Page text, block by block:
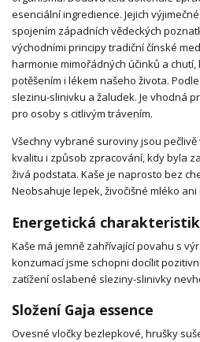
esenciální ingredience. Jejich
spojením západních vědeckých
východními principy tradiční čínské
harmonie mimořádných účinků a
potěšením i lékem našeho života.
slezinu-slinivku a žaludek. Je vhodná
pro osoby s citlivým trávením.
Všechny vybrané suroviny jsou
kvalitu i způsob zpracování, kdy byla
živá podstata. Kaše je naprosto bez
Neobsahuje lepek, živočišné mléko
Energetická
Kaše má jemně zahřívající povahu s
konzumací jsme schopni docílit
zatížení oslabené sleziny-slinivky
Složení Gaja essence
Ovesné vločky bezlepkové, hrušky